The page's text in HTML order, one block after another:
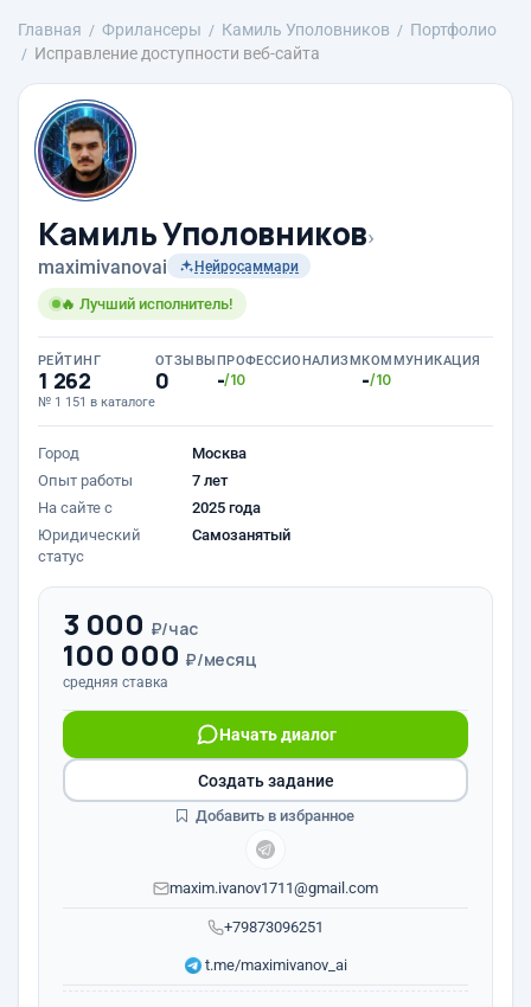
Главная Фрилансеры Камиль Уполовников
Портфолио
Исправление доступности веб-сайта
Камиль Уполовников›
maximivanovai Нейросаммари
🔥 Лучший исполнитель!
РЕЙТИНГ
1 262
№ 1 151 в каталоге
ОТЗЫВЫ
0
ПРОФЕССИОНАЛИЗМ
-/10
КОММУНИКАЦИЯ
-/10
Город
Москва
Опыт работы
7 лет
На сайте с
2025 года
Юридический
статус
Самозанятый
3 000 ₽/час
100 000 ₽/месяц
средняя ставка
+79873096251
Начать диалог
maxim.ivanov1711@gmail.com
t.me/maximivanov_ai
Создать задание
Добавить в избранное